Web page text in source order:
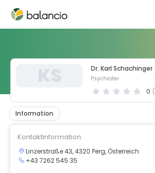
Dr. Karl Schachinger
Psychiater
0 (
Information
Kontaktinformation
Linzerstraße 43, 4320 Perg, Österreich
+43 7262 545 35